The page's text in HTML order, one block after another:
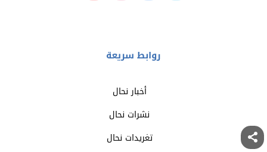
روابط سريعة
أخبار نحال
نشرات نحال
تغريدات نحال